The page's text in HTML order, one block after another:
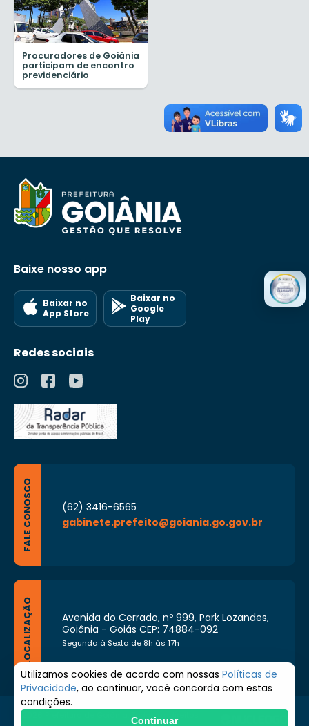
Procuradores de Goiânia
participam de encontro
previdenciário
Baixe nosso app
Baixar no
App Store
Baixar no
Google
Play
Redes sociais
FALE CONOSCO
(62) 3416-6565
gabinete.prefeito@goiania.go.gov.br
LOCALIZAÇÃO
Avenida do Cerrado, nº 999, Park Lozandes,
Goiânia - Goiás CEP: 74884-092
Segunda à Sexta de 8h às 17h
© 2026 Prefeitura de Goiânia. Todos os direitos
Utilizamos cookies de acordo com nossas Políticas de
Privacidade, ao continuar, você concorda com estas
condições.
Continuar